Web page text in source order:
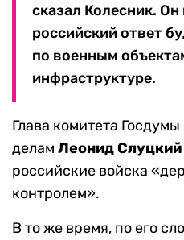
сказал Колесник.
российский ответ
по военным
инфраструктуре.
Глава комитета
делам Леонид Слуцкий
российские войска
контролем».
В то же время, по его